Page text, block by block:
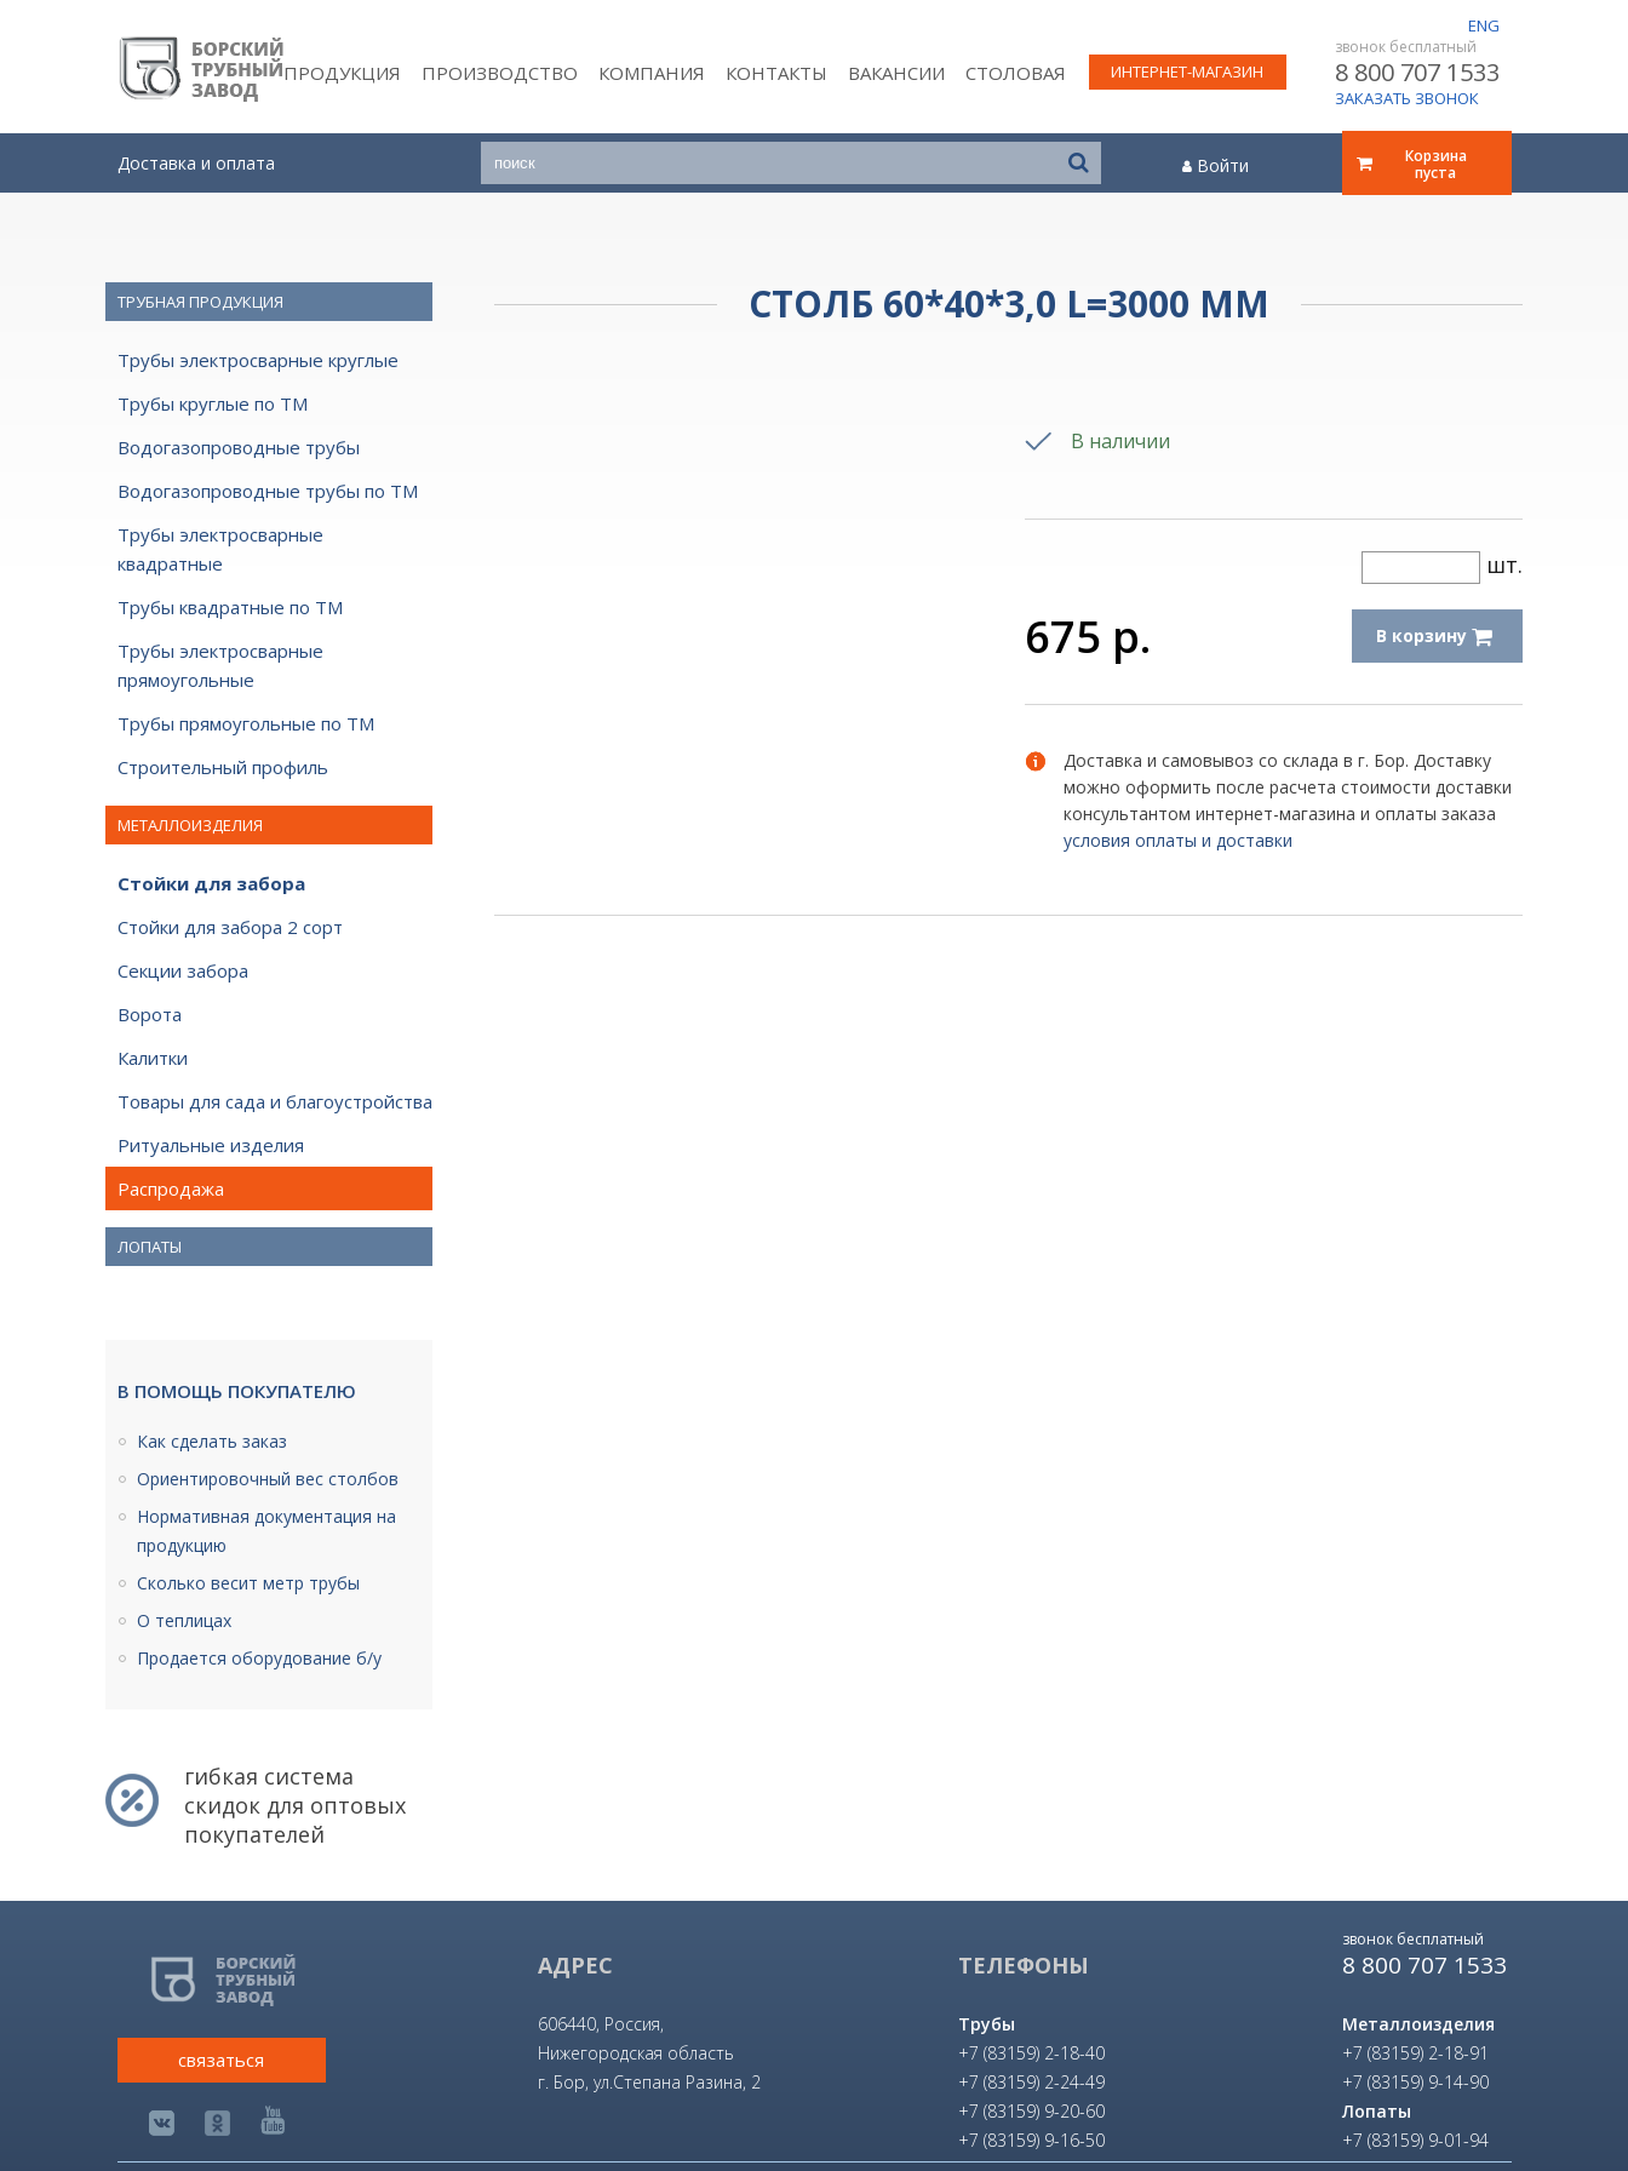
ПРОДУКЦИЯ ПРОИЗВОДСТВО КОМПАНИЯ КОНТАКТЫ ВАКАНСИИ СТОЛОВАЯ
ENG
ИНТЕРНЕТ-МАГАЗИН
звонок бесплатный
8 800 707 1533
ЗАКАЗАТЬ ЗВОНОК
Доставка и оплата
Корзина
пуста
Войти
ТРУБНАЯ ПРОДУКЦИЯ
Трубы электросварные круглые
Трубы круглые по ТМ
Водогазопроводные трубы
Водогазопроводные трубы по ТМ
Трубы электросварные
квадратные
Трубы квадратные по ТМ
Трубы электросварные
прямоугольные
Трубы прямоугольные по ТМ
Строительный профиль
МЕТАЛЛОИЗДЕЛИЯ
Стойки для забора
Стойки для забора 2 сорт
Секции забора
Ворота
Калитки
Товары для сада и благоустройства
Ритуальные изделия
Распродажа
ЛОПАТЫ
В ПОМОЩЬ ПОКУПАТЕЛЮ
Как сделать заказ
Ориентировочный вес столбов
Нормативная документация на
продукцию
Сколько весит метр трубы
О теплицах
Продается оборудование б/у
гибкая система
скидок для оптовых
покупателей
СТОЛБ 60*40*3,0 L=3000 ММ
В наличии
шт.
675 р. В корзину
Доставка и самовывоз со склада в г. Бор. Доставку
можно оформить после расчета стоимости доставки
консультантом интернет-магазина и оплаты заказа
условия оплаты и доставки
связаться
АДРЕС
606440, Россия,
Нижегородская область
г. Бор, ул.Степана Разина, 2
ТЕЛЕФОНЫ
Трубы
+7 (83159) 2-18-40
+7 (83159) 2-24-49
+7 (83159) 9-20-60
+7 (83159) 9-16-50
8 800 707 1533
звонок бесплатный
Металлоизделия
+7 (83159) 2-18-91
+7 (83159) 9-14-90
Лопаты
+7 (83159) 9-01-94